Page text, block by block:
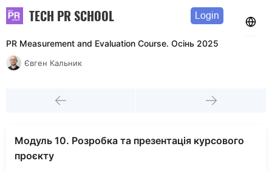
TECH PR SCHOOL Login
PR Measurement and Evaluation Course. Осінь 2025
Євген Кальник
Модуль 10. Розробка та презентація курсового
проєкту